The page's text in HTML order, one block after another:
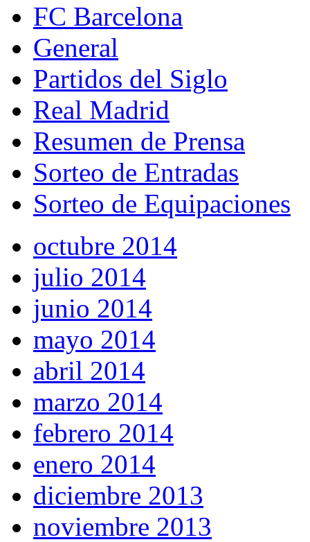
FC Barcelona
General
Partidos del Siglo
Real Madrid
Resumen de Prensa
Sorteo de Entradas
Sorteo de Equipaciones
octubre 2014
julio 2014
junio 2014
mayo 2014
abril 2014
marzo 2014
febrero 2014
enero 2014
diciembre 2013
noviembre 2013